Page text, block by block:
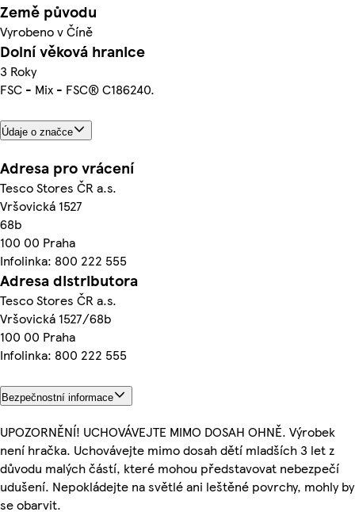
Země původu
Vyrobeno v Číně
Dolní věková hranice
3 Roky
FSC - Mix - FSC® C186240.
Údaje o značce
Adresa pro vrácení
Tesco Stores ČR a.s.
Vršovická 1527
68b
100 00 Praha
Infolinka: 800 222 555
Adresa distributora
Tesco Stores ČR a.s.
Vršovická 1527/68b
100 00 Praha
Infolinka: 800 222 555
Bezpečnostní informace
UPOZORNĚNÍ! UCHOVÁVEJTE MIMO DOSAH OHNĚ. Výrobek
není hračka. Uchovávejte mimo dosah dětí mladších 3 let z
důvodu malých částí, které mohou představovat nebezpečí
udušení. Nepokládejte na světlé ani leštěné povrchy, mohly by
se obarvit.